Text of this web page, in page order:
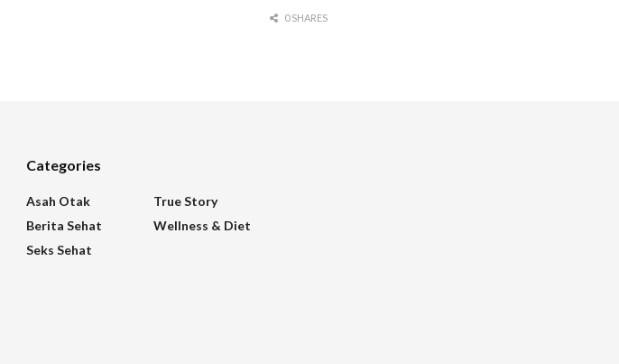
0 SHARES
Categories
Asah Otak
Berita Sehat
Seks Sehat
True Story
Wellness & Diet